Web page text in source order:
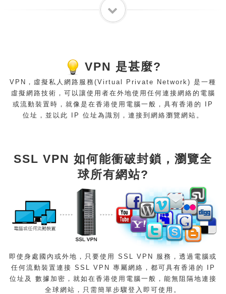
VPN 是甚麼?
VPN，虛擬私人網路服務(Virtual Private Network) 是一種
虛擬網路技術，可以讓使用者在外地使用任何連接網絡的電腦
或流動裝置時，就像是在香港使用電腦一般，具有香港的 IP
位址，並以此 IP 位址為識別，連接到網絡瀏覽網站。
SSL VPN 如何能衝破封鎖，瀏覽全
球所有網站?
即使身處國內或外地，只要使用 SSL VPN 服務，透過電腦或
任何流動裝置連接 SSL VPN 專屬網絡，都可具有香港的 IP
位址及 數據加密，就如在香港使用電腦一般，能無阻隔地連接
全球網站，只需簡單步驟登入即可使用。